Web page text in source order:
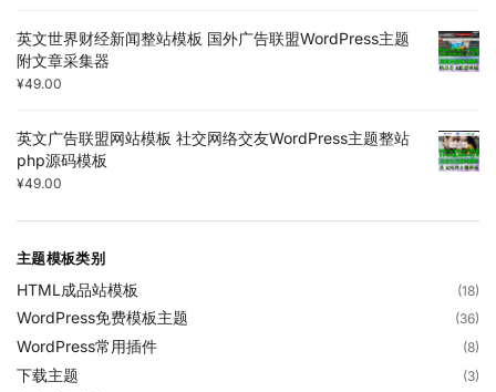
英文世界财经新闻整站模板 国外广告联盟WordPress主题
附文章采集器
¥49.00
英文广告联盟网站模板 社交网络交友WordPress主题整站
php源码模板
¥49.00
主题模板类别
HTML成品站模板 (18)
WordPress免费模板主题 (36)
WordPress常用插件 (8)
下载主题 (3)